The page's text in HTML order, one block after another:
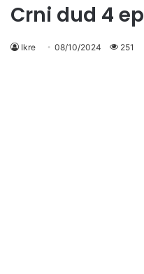
Crni dud 4
Ikre 08/10/2024 251